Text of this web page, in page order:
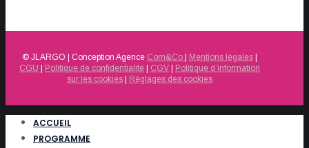
© JLARGO | Conception Agence Com&Co Mentions légales|
CGU
Politique de confidentialité| CGV|
Politique d’information
sur les cookies| Réglages des cookies
ACCUEIL
PROGRAMME